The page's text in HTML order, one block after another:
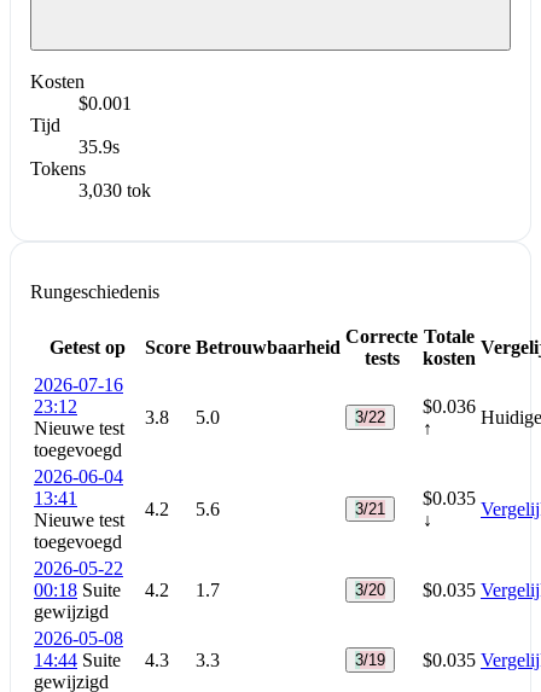
Kosten
$0.001
Tijd
35.9s
Tokens
3,030 tok
Rungeschiedenis
Getest op Score Betrouwbaarheid
Correcte
tests
Totale
kosten
2026-07-16
23:12
Nieuwe test
toegevoegd
3.8 5.0 3/22
$0.036
↑
2026-06-04
13:41
Nieuwe test
toegevoegd
4.2 5.6 3/21
$0.035
↓
2026-05-22
00:18 Suite
gewijzigd
4.2 1.7 3/20 $0.035
2026-05-08
14:44 Suite
gewijzigd
4.3 3.3 3/19 $0.035